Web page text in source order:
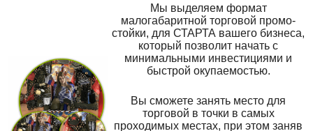
Мы выделяем формат
малогабаритной торговой промо-
стойки, для СТАРТА вашего бизнеса,
который позволит начать с
минимальными инвестициями и
быстрой окупаемостью.
Вы сможете занять место для
торговой в точки в самых
проходимых местах, при этом заняв